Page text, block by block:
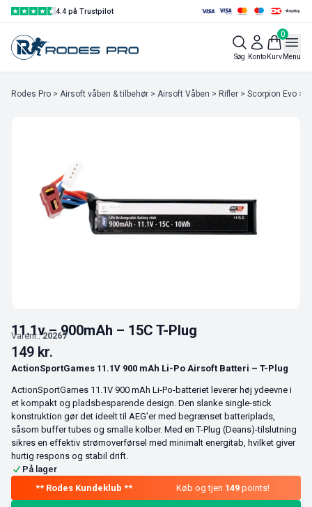
4.4 på Trustpilot
Søg Konto
0
KurvMenu
Rodes Pro > Airsoft våben & tilbehør > Airsoft Våben > Rifler > Scorpion Evo >
11.1v – 900mAh – 15C T-Plug
Varenr.:20267
149 kr.
ActionSportGames 11.1V 900 mAh Li-Po Airsoft Batteri – T-Plug
ActionSportGames 11.1V 900 mAh Li-Po-batteriet leverer høj ydeevne i
et kompakt og pladsbesparende design. Den slanke single-stick
konstruktion gør det ideelt til AEG’er med begrænset batteriplads,
såsom buffer tubes og smalle kolber. Med en T-Plug (Deans)-tilslutning
sikres en effektiv strømoverførsel med minimalt energitab, hvilket giver
hurtig respons og stabil drift.
På lager
Køb og tjen 149 points!